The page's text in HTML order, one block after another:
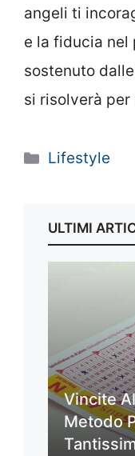
angeli ti
e la fiducia nel
sostenuto
si risolverà per
Categorie
Lifestyle
ULTIMI
Vincite
Metodo